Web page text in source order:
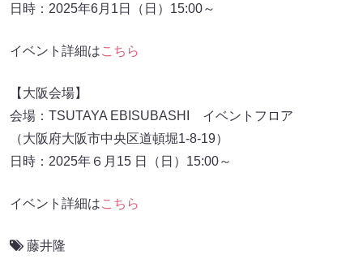
日時：2025年6月1日（日）15:00～
イベント詳細はこちら
【大阪会場】
会場：TSUTAYA EBISUBASHI イベントフロア
（大阪府大阪市中央区道頓堀1-8-19）
日時：2025年６月15 日（日）15:00～
イベント詳細はこちら
藤井隆